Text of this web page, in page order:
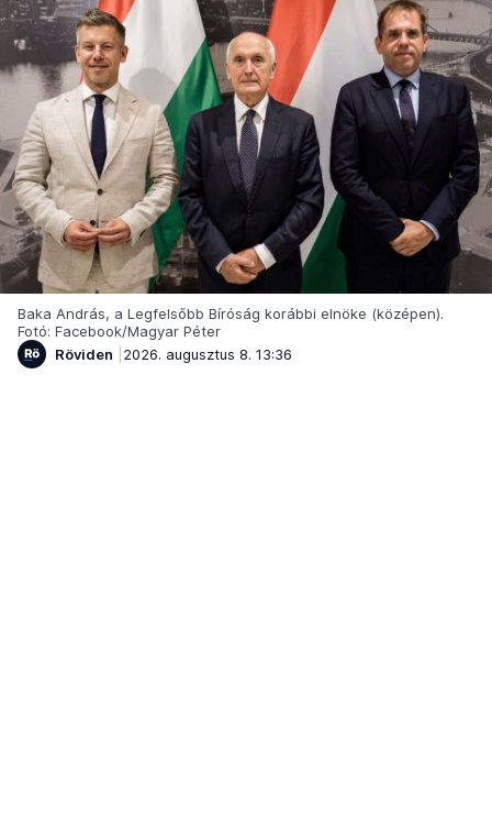
Baka András, a Legfelsőbb Bíróság korábbi elnöke (középen).
Fotó: Facebook/Magyar Péter
Röviden
2026. augusztus 8. 13:36